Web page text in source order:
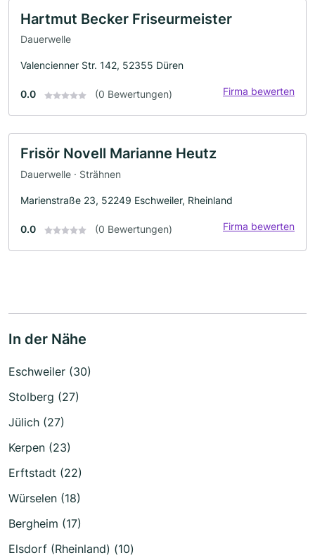
Hartmut Becker Friseurmeister
Dauerwelle
Valencienner Str. 142, 52355 Düren
0.0 (0 Bewertungen) Firma bewerten
Frisör Novell Marianne Heutz
Dauerwelle · Strähnen
Marienstraße 23, 52249 Eschweiler, Rheinland
0.0 (0 Bewertungen) Firma bewerten
In der Nähe
Eschweiler (30)
Stolberg (27)
Jülich (27)
Kerpen (23)
Erftstadt (22)
Würselen (18)
Bergheim (17)
Elsdorf (Rheinland) (10)